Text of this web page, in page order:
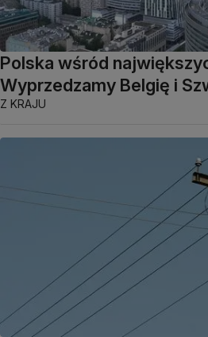
Polska wśród
Wyprzedzamy Belgię i
Z KRAJU